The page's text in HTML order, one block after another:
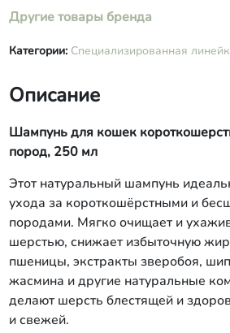
сорбиновая
Другие товары бренда
Категории: Специализированная
Описание
Шампунь для кошек
пород, 250 мл
Этот натуральный шампунь
ухода за короткошёрстными и
породами. Мягко очищает и
шерстью, снижает избыточную
пшеницы, экстракты зверобоя,
жасмина и другие натуральные
делают шерсть блестящей и
и свежей.